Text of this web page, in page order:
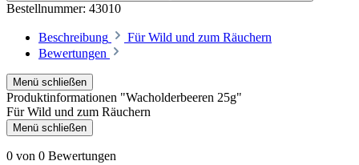
Bestellnummer: 43010
Beschreibung
Für Wild und zum Räuchern
Bewertungen
Menü schließen
Produktinformationen "Wacholderbeeren 25g"
Für Wild und zum Räuchern
Menü schließen
0 von 0 Bewertungen